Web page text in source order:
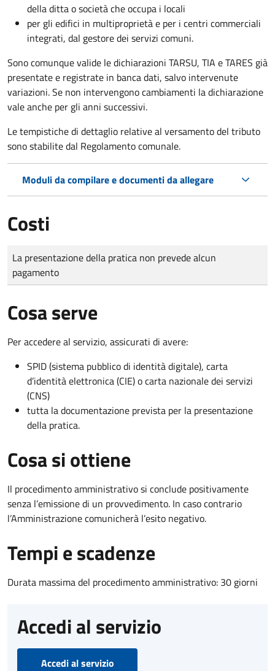
della ditta o società che occupa i locali
per gli edifici in multiproprietà e per i centri commerciali
integrati, dal gestore dei servizi comuni.
Sono comunque valide le dichiarazioni TARSU, TIA e TARES già
presentate e registrate in banca dati, salvo intervenute
variazioni. Se non intervengono cambiamenti la dichiarazione
vale anche per gli anni successivi.
Le tempistiche di dettaglio relative al versamento del tributo
sono stabilite dal Regolamento comunale.
Moduli da compilare e documenti da allegare
Costi
Tipo di pagamento
Importo
La presentazione della pratica non prevede alcun
pagamento
Cosa serve
Per accedere al servizio, assicurati di avere:
SPID (sistema pubblico di identità digitale), carta
d’identità elettronica (CIE) o carta nazionale dei servizi
(CNS)
tutta la documentazione prevista per la presentazione
della pratica.
Cosa si ottiene
Il procedimento amministrativo si conclude positivamente
senza l’emissione di un provvedimento. In caso contrario
l’Amministrazione comunicherà l’esito negativo.
Tempi e scadenze
Durata massima del procedimento amministrativo: 30 giorni
Accedi al servizio
Accedi al servizio